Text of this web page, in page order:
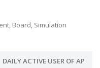
Board, Simulation
DAILY ACTIVE USER OF AP